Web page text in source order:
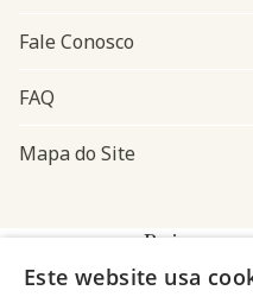
Fale Conosco
FAQ
Mapa do Site
Baixe o
Este website usa